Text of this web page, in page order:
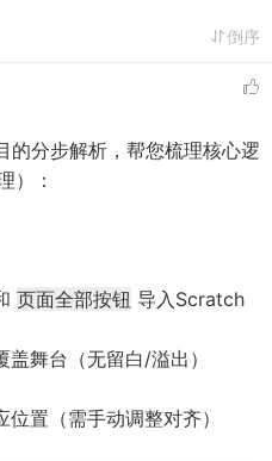
倒序
的分步解析，帮您梳理核心逻
）：
页面全部按钮 导入Scratch
舞台（无留白/溢出）
置（需手动调整对齐）